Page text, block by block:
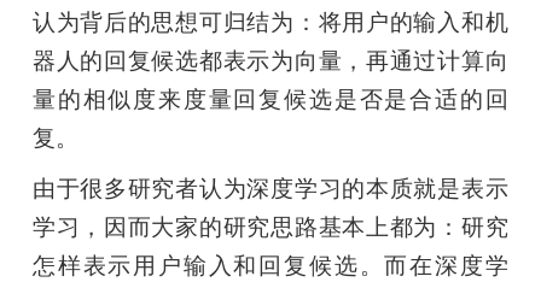
认为背后的思想可归结为：将用户的输入和机
器人的回复候选都表示为向量，再通过计算向
量的相似度来度量回复候选是否是合适的回
复。
由于很多研究者认为深度学习的本质就是表示
学习，因而大家的研究思路基本上都为：研究
怎样表示用户输入和回复候选。而在深度学